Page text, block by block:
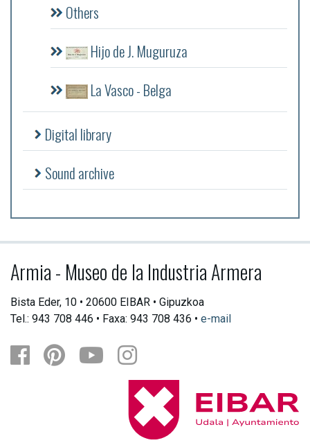
Others
Hijo de J. Muguruza
La Vasco - Belga
Digital library
Sound archive
Armia - Museo de la Industria Armera
Bista Eder, 10 • 20600 EIBAR • Gipuzkoa
Tel.: 943 708 446 • Faxa: 943 708 436 • e-mail